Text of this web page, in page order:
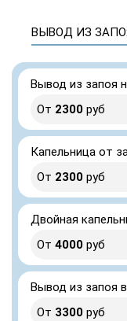
ВЫВОД ИЗ
Вывод из запоя
От 2300 руб
Капельница от
От 2300 руб
Двойная
От 4000 руб
Вывод из запоя
От 3300 руб